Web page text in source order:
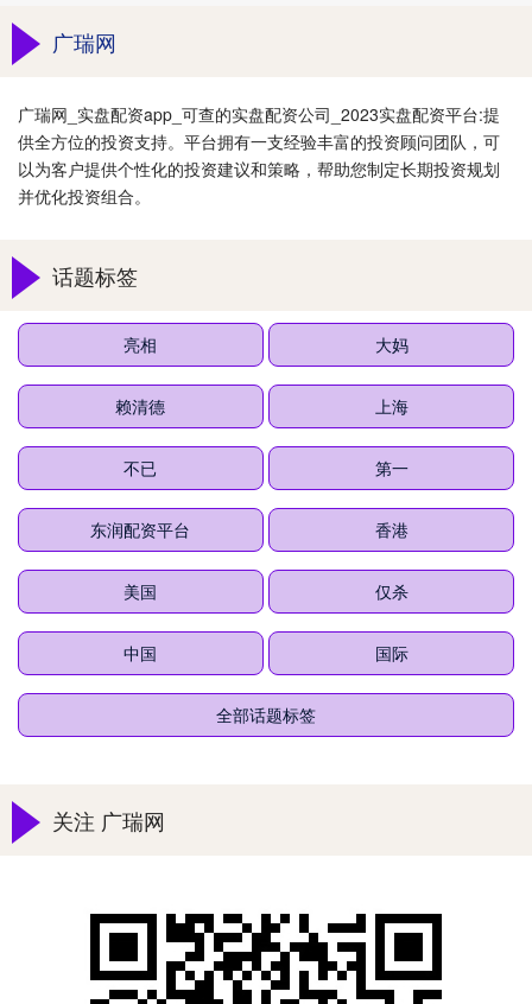
广瑞网
广瑞网_实盘配资app_可查的实盘配资公司_2023实盘配资平台:提
供全方位的投资支持。平台拥有一支经验丰富的投资顾问团队，可
以为客户提供个性化的投资建议和策略，帮助您制定长期投资规划
并优化投资组合。
话题标签
亮相 大妈
赖清德 上海
不已 第一
东润配资平台 香港
美国 仅杀
中国 国际
全部话题标签
关注 广瑞网